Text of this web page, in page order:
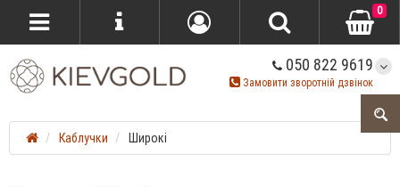
050 822 9619
Замовити зворотній дзвінок
0
Каблучки Широкі